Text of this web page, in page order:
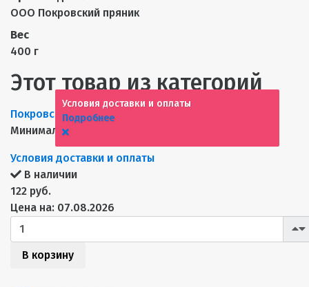
ООО Покровский пряник
Вес
400 г
Этот товар из категорий
Покровский пряникПряники
Минимальная сумма заказа 10000 р.
Условия доставки и оплаты
В наличии
122 руб.
Цена на: 07.08.2026
В корзину
Условия доставки и оплаты
Подробнее